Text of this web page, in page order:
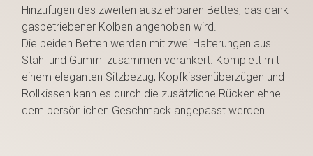
Hinzufügen des zweiten ausziehbaren Bettes, das dank
gasbetriebener Kolben angehoben wird.
Die beiden Betten werden mit zwei Halterungen aus
Stahl und Gummi zusammen verankert. Komplett mit
einem eleganten Sitzbezug, Kopfkissenüberzügen und
Rollkissen kann es durch die zusätzliche Rückenlehne
dem persönlichen Geschmack angepasst werden.